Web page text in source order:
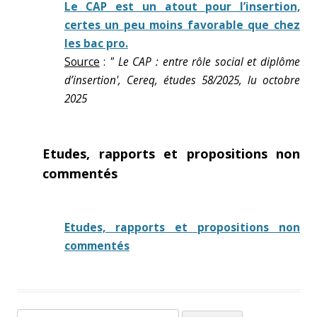
Le CAP est un atout pour l’insertion,
certes un peu moins favorable que chez
les bac pro.
Source : " Le CAP : entre rôle social et diplôme
d’insertion', Cereq, études 58/2025, lu octobre
2025
Etudes, rapports et propositions non
commentés
Etudes, rapports et propositions non
commentés